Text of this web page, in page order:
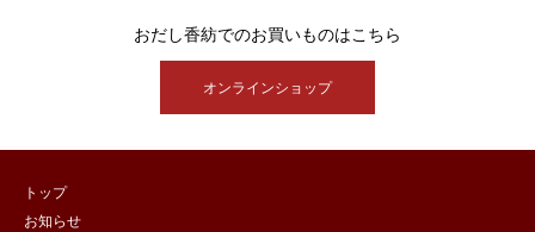
おだし香紡でのお買いものはこちら
オンラインショップ
トップ
お知らせ